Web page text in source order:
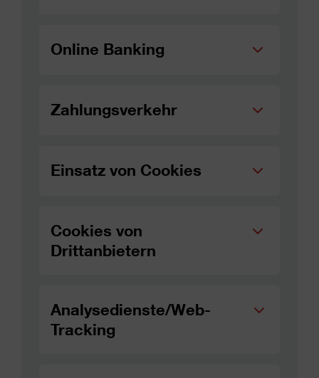
Online Banking
Zahlungsverkehr
Einsatz von Cookies
Cookies von
Drittanbietern
Analysedienste/Web-
Tracking